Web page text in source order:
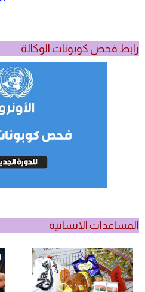
رابط فحص كوبونات الوكالة
المساعدات الانسانية